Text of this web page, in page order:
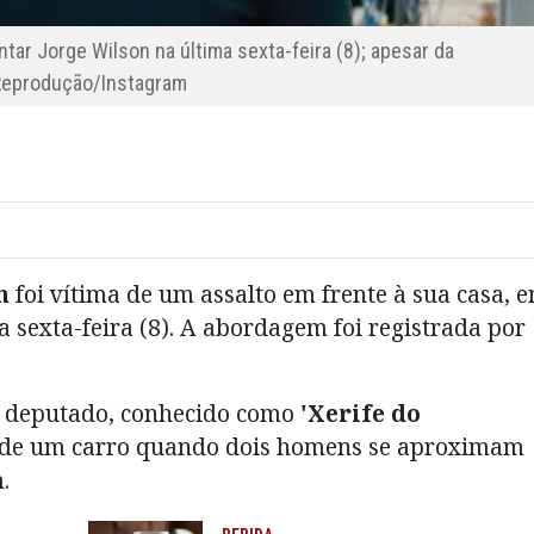
Jorge Wilson na última sexta-feira (8); apesar da
Instagram
foi vítima de um assalto em frente à sua casa,
sexta-feira (8). A abordagem foi registrada por
conhecido como 'Xerife do
um carro quando dois homens se aproximam